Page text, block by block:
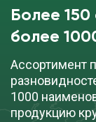
Более
более
Ассортимент
1000
продукцию